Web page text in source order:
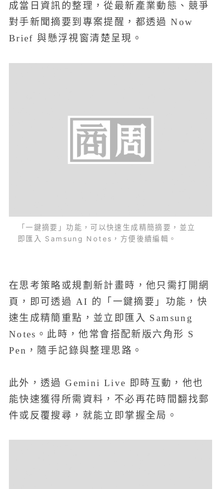
成當日資訊的整理，從最新產業動態、競爭
對手新聞摘要到專案提醒，都透過 Now
Brief 與懸浮視窗清楚呈現。
「一鍵摘要」功能，可以快速生成精簡摘要，並立
即匯入 Samsung Notes，方便後續編輯。
在思考策略或規劃新計畫時，他只需打開網
頁，即可透過 AI 的「一鍵摘要」功能，快
速生成精簡重點，並立即匯入 Samsung
Notes。此時，他常會搭配新版六角形 S
Pen，隨手記錄與整理思路。
此外，透過 Gemini Live 即時互動，他也
能快速獲得所需資料，不必再花時間翻找郵
件或反覆搜尋，就能立即掌握全局。